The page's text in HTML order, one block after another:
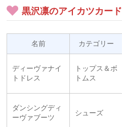
黒沢凛のアイカツカード
名前 カテゴリー
ディーヴァナイ
トドレス
トップス＆ボ
トムス
ダンシングディ
ーヴァブーツ
シューズ